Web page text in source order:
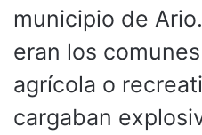
municipio de
eran los
agrícola o
cargaban